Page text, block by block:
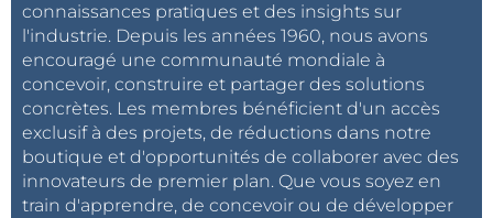
connaissances pratiques et des insights sur
l'industrie. Depuis les années 1960, nous avons
encouragé une communauté mondiale à
concevoir, construire et partager des solutions
concrètes. Les membres bénéficient d'un accès
exclusif à des projets, de réductions dans notre
boutique et d'opportunités de collaborer avec des
innovateurs de premier plan. Que vous soyez en
train d'apprendre, de concevoir ou de développer